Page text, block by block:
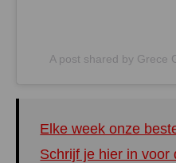
A post shared by Grece
Elke week onze
Schrijf je hier in voor